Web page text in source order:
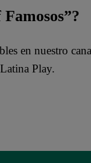
en nuestro
Play.